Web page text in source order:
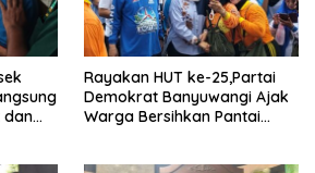
dan
Rayakan HUT ke-25,Partai
Demokrat Banyuwangi Ajak
Warga Bersihkan Pantai